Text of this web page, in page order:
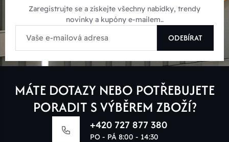
Zaregistrujte se a získejte všechny nabídky, trendy
novinky a kupóny e-mailem..
ODEBÍRAT
MÁTE DOTAZY NEBO POTŘEBUJETE
PORADIT S VÝBĚREM ZBOŽÍ?
+420 727 877 380
PO - PÁ 8:00 - 14:30